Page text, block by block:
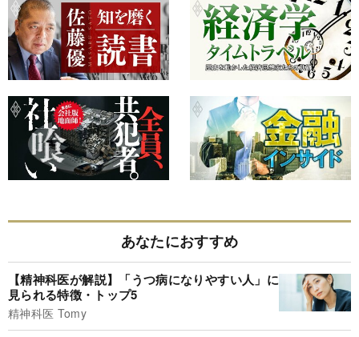
あなたにおすすめ
【精神科医が解説】「うつ病になりやすい人」に
見られる特徴・トップ5
精神科医 Tomy